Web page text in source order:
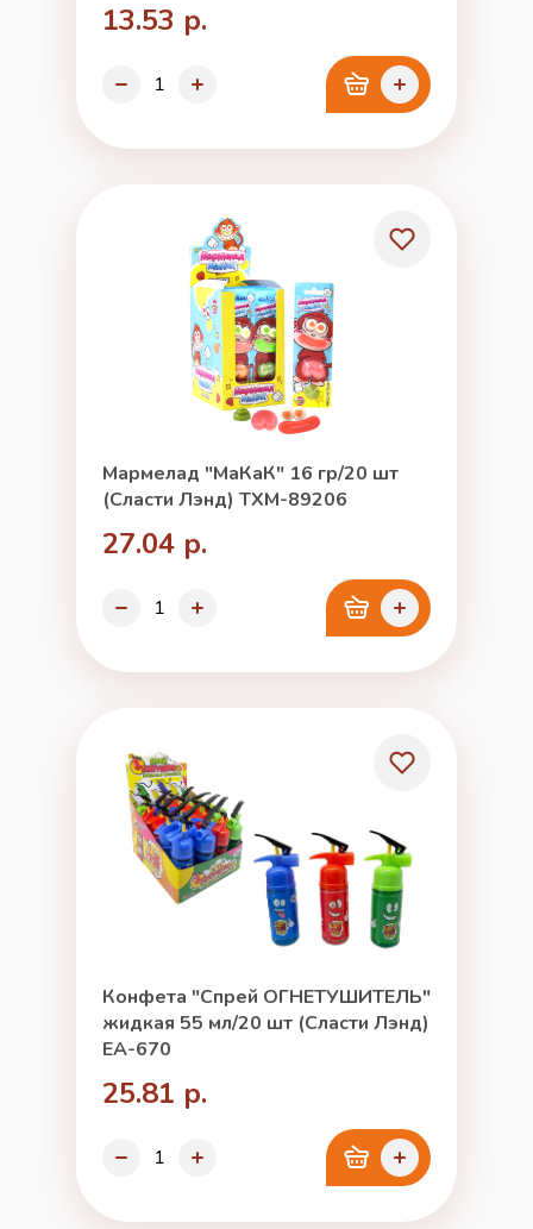
13.53 р.
Мармелад "МаКаК" 16 гр/20 шт
(Сласти Лэнд) TXM-89206
27.04 р.
Конфета "Спрей ОГНЕТУШИТЕЛЬ"
жидкая 55 мл/20 шт (Сласти Лэнд)
ЕА-670
25.81 р.